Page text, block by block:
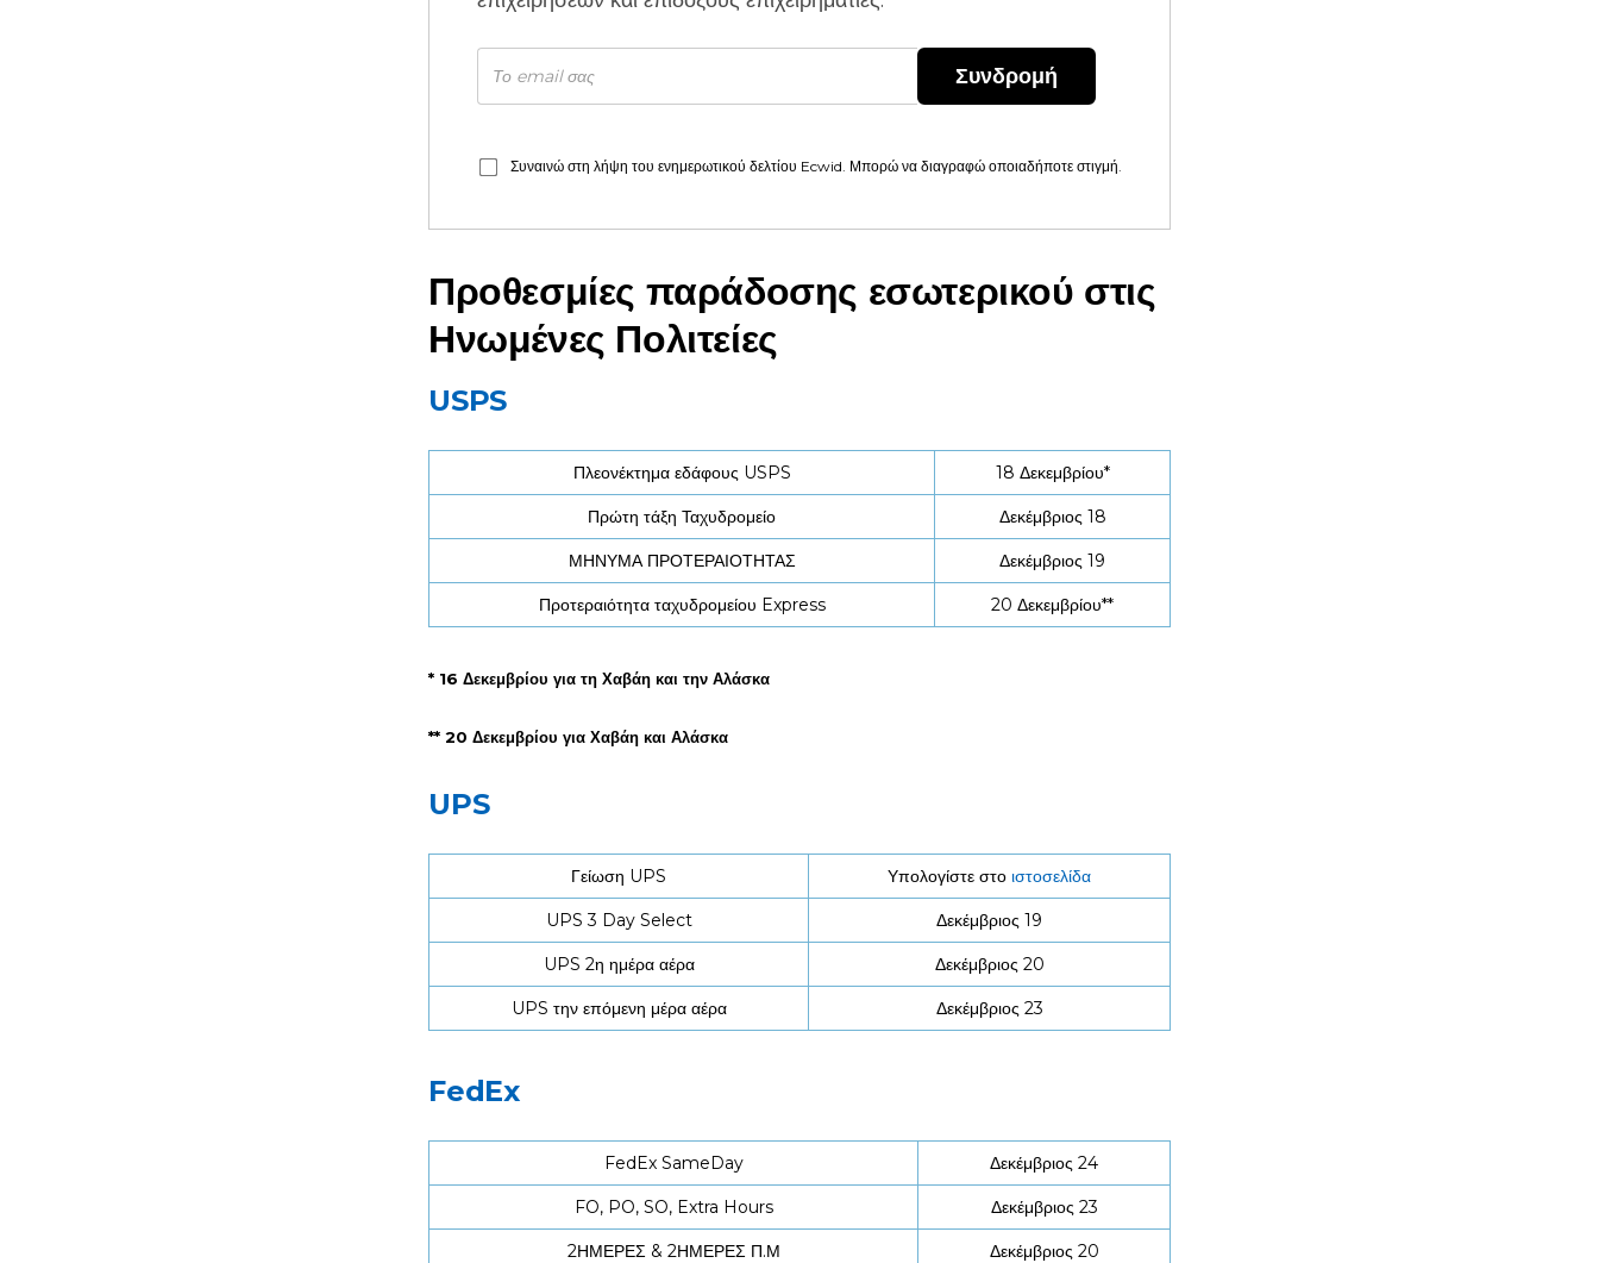
Συνδρομή
Συναινώ στη λήψη του ενημερωτικού δελτίου Ecwid. Μπορώ να διαγραφώ οποιαδήποτε στιγμή.
Προθεσμίες παράδοσης εσωτερικού στις
Ηνωμένες Πολιτείες
USPS
Πλεονέκτημα εδάφους USPS 18 Δεκεμβρίου*
Πρώτη τάξη Ταχυδρομείο Δεκέμβριος 18
ΜΗΝΥΜΑ ΠΡΟΤΕΡΑΙΟΤΗΤΑΣ Δεκέμβριος 19
Προτεραιότητα ταχυδρομείου Express 20 Δεκεμβρίου**
* 16 Δεκεμβρίου για τη Χαβάη και την Αλάσκα
** 20 Δεκεμβρίου για Χαβάη και Αλάσκα
UPS
Γείωση UPS Υπολογίστε στο ιστοσελίδα
UPS 3 Day Select Δεκέμβριος 19
UPS 2η ημέρα αέρα Δεκέμβριος 20
UPS την επόμενη μέρα αέρα Δεκέμβριος 23
FedEx
FedEx SameDay Δεκέμβριος 24
FO, PO, SO, Extra Hours Δεκέμβριος 23
2ΗΜΕΡΕΣ & 2ΗΜΕΡΕΣ Π.Μ Δεκέμβριος 20